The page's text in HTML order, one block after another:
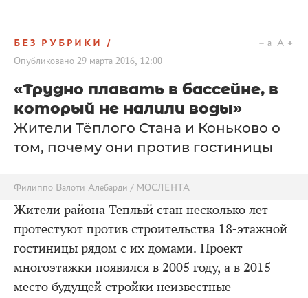
БЕЗ РУБРИКИ
Опубликовано 29 марта 2016, 12:00
a A
«Трудно плавать в бассейне, в
который не налили воды»
Жители Тёплого Стана и Коньково о
том, почему они против гостиницы
Филиппо Валоти Алебарди / МОСЛЕНТА
Жители района Теплый стан несколько лет
протестуют против строительства 18-этажной
гостиницы рядом с их домами. Проект
многоэтажки появился в 2005 году, а в 2015
место будущей стройки неизвестные